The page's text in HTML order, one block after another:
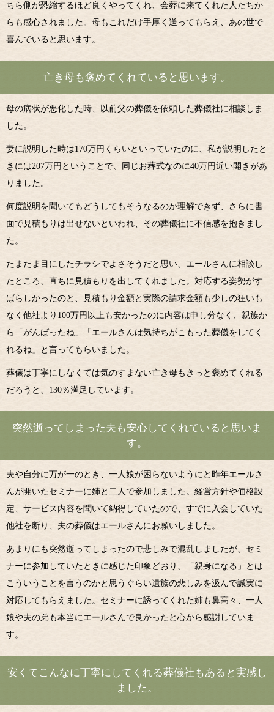
ちら側が恐縮するほど良くやってくれ、会葬に来てくれた人たちか
らも感心されました。母もこれだけ手厚く送ってもらえ、あの世で
喜んでいると思います。
亡き母も褒めてくれていると思います。
母の病状が悪化した時、以前父の葬儀を依頼した葬儀社に相談しま
した。
妻に説明した時は170万円くらいといっていたのに、私が説明したと
きには207万円ということで、同じお葬式なのに40万円近い開きがあ
りました。
何度説明を聞いてもどうしてもそうなるのか理解できず、さらに書
面で見積もりは出せないといわれ、その葬儀社に不信感を抱きまし
た。
たまたま目にしたチラシでよさそうだと思い、エールさんに相談し
たところ、直ちに見積もりを出してくれました。対応する姿勢がす
ばらしかったのと、見積もり金額と実際の請求金額も少しの狂いも
なく他社より100万円以上も安かったのに内容は申し分なく、親族か
ら「がんばったね」「エールさんは気持ちがこもった葬儀をしてく
れるね」と言ってもらいました。
葬儀は丁寧にしなくては気のすまない亡き母もきっと褒めてくれる
だろうと、130％満足しています。
突然逝ってしまった夫も安心してくれていると思いま
す。
夫や自分に万が一のとき、一人娘が困らないようにと昨年エールさ
んが開いたセミナーに姉と二人で参加しました。経営方針や価格設
定、サービス内容を聞いて納得していたので、すでに入会していた
他社を断り、夫の葬儀はエールさんにお願いしました。
あまりにも突然逝ってしまったので悲しみで混乱しましたが、セミ
ナーに参加していたときに感じた印象どおり、「親身になる」とは
こういうことを言うのかと思うぐらい遺族の悲しみを汲んで誠実に
対応してもらえました。セミナーに誘ってくれた姉も鼻高々、一人
娘や夫の弟も本当にエールさんで良かったと心から感謝していま
す。
安くてこんなに丁寧にしてくれる葬儀社もあると実感し
ました。